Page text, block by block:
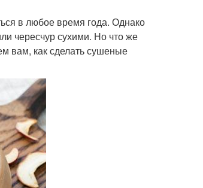
в любое время года. Однако
чересчур сухими. Но что же
вам, как сделать сушеные